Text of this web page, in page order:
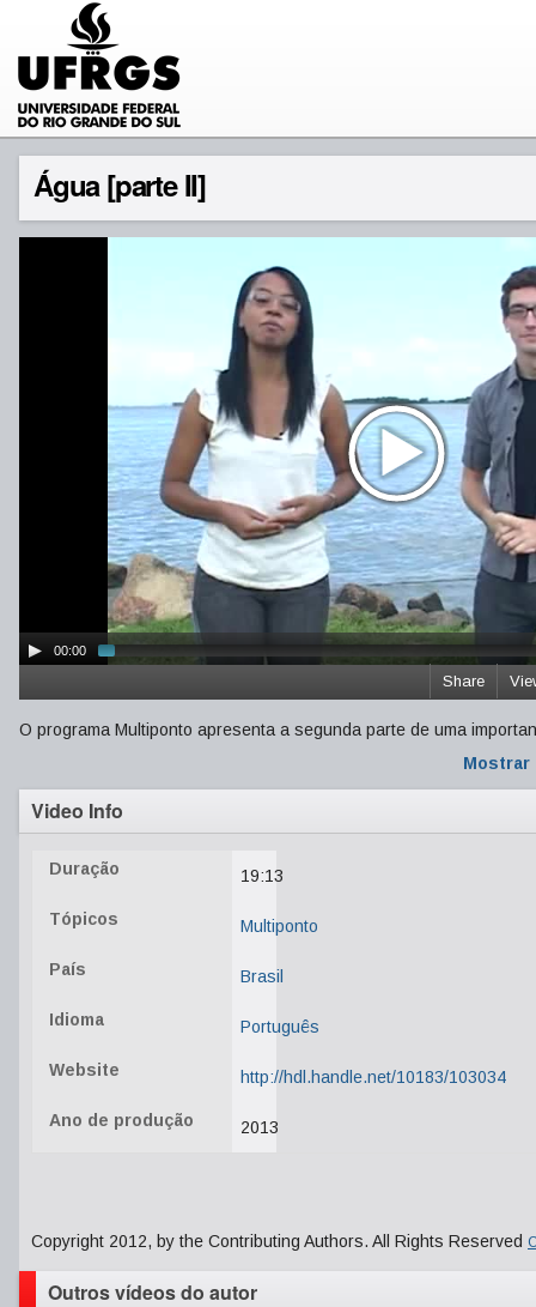
Água [parte II]
00:00
Share
O programa Multiponto apresenta a segunda parte de uma
Mostrar
Video Info
Duração 19:13
Tópicos Multiponto
País Brasil
Idioma Português
Website http://hdl.handle.net/10183/103034
Ano de produção 2013
Copyright 2012, by the Contributing Authors. All Rights Reserved
Outros vídeos do autor